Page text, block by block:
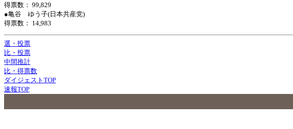
得票数： 99,829
●亀谷 ゆう子(日本共産党)
得票数： 14,983
選・投票
比・投票
中間推計
比・得票数
ダイジェストTOP
速報TOP